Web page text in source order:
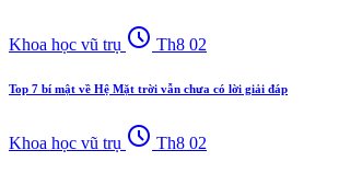
Khoa học vũ trụ schedule Th8 02
Top 7 bí mật về Hệ Mặt trời vẫn chưa có lời giải đáp
Khoa học vũ trụ schedule Th8 02